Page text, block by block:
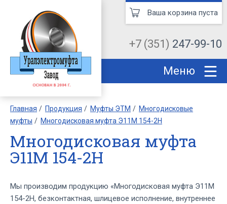
+7 (351) 247-99-10
Ваша корзина пуста
Меню
Главная Продукция Муфты ЭТМ
Многодисковые
муфты
Многодисковая муфта Э11М 154-2Н
Многодисковая муфта
Э11М 154-2Н
Мы производим продукцию «Многодисковая муфта Э11М
154-2Н, безконтактная, шлицевое исполнение, внутреннее